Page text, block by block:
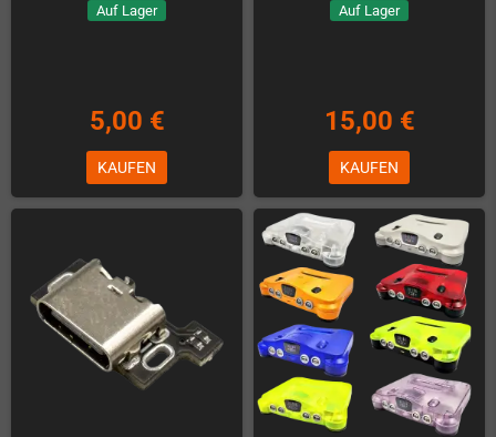
Auf Lager
5,00 €
KAUFEN
Auf Lager
15,00 €
KAUFEN